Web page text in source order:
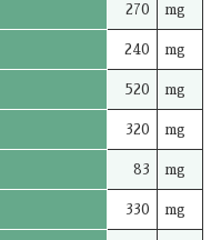
270 mg
240 mg
520 mg
320 mg
83 mg
330 mg